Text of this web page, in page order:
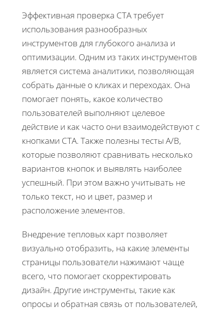
Эффективная проверка CTA требует
использования разнообразных
инструментов для глубокого анализа и
оптимизации. Одним из таких инструментов
является система аналитики, позволяющая
собрать данные о кликах и переходах. Она
помогает понять, какое количество
пользователей выполняют целевое
действие и как часто они взаимодействуют с
кнопками CTA. Также полезны тесты A/B,
которые позволяют сравнивать несколько
вариантов кнопок и выявлять наиболее
успешный. При этом важно учитывать не
только текст, но и цвет, размер и
расположение элементов.
Внедрение тепловых карт позволяет
визуально отобразить, на какие элементы
страницы пользователи нажимают чаще
всего, что помогает скорректировать
дизайн. Другие инструменты, такие как
опросы и обратная связь от пользователей,